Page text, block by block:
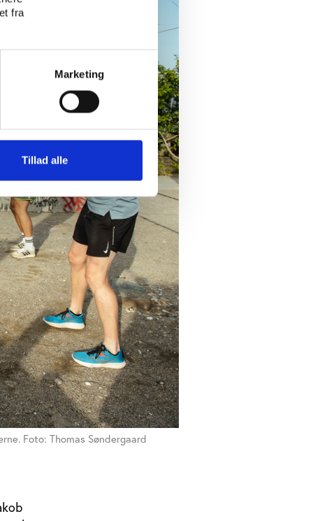
fra
Marketing
Tillad alle
Foto: Thomas Søndergaard